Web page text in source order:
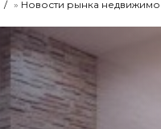
» Новости рынка